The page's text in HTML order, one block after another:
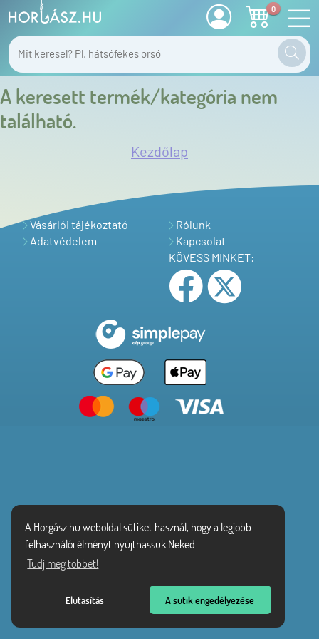
A Horgász.hu weboldal sütiket használ, hogy a legjobb
felhasználói élményt nyújthassuk Neked.
Tudj meg többet!
Elutasítás A sütik engedélyezése
0
A keresett termék/kategória nem
található.
Kezdőlap
Vásárlói tájékoztató
Adatvédelem
Rólunk
Kapcsolat
KÖVESS MINKET: